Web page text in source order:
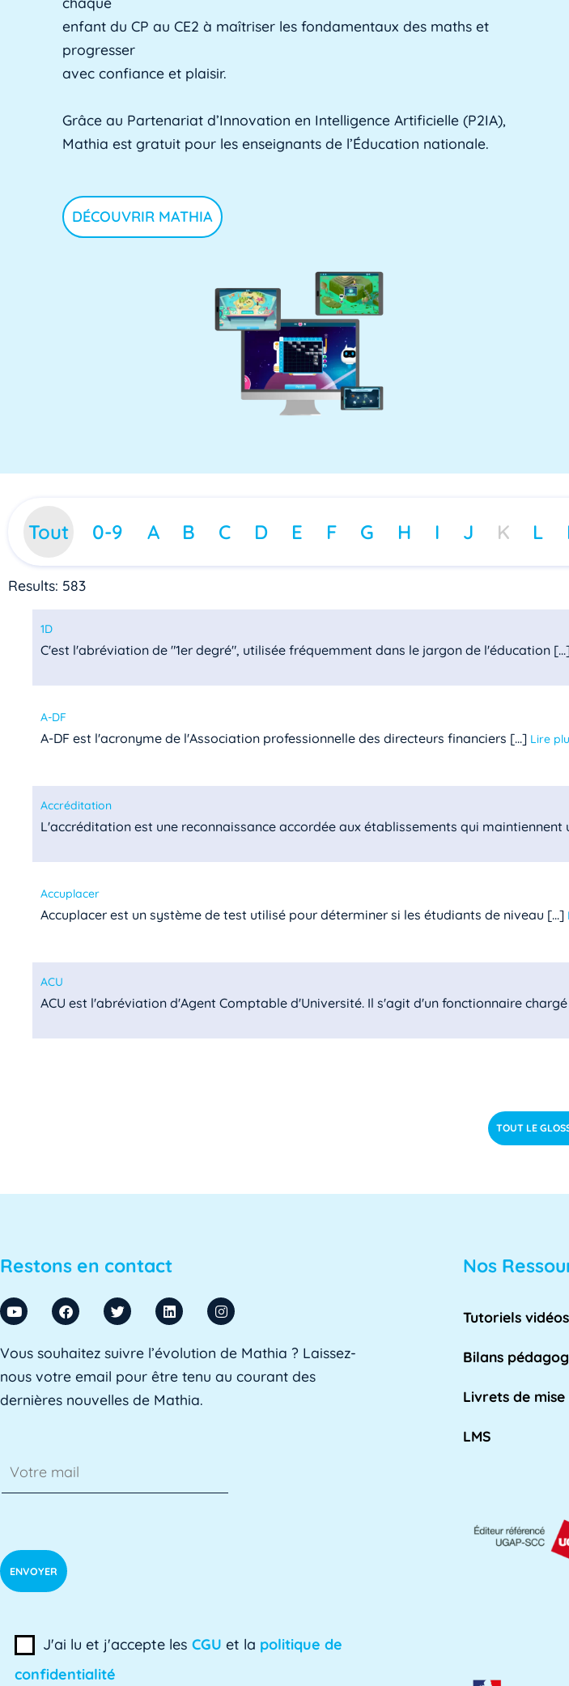
enfant du CP au CE2 à maîtriser les fondamentaux des maths et
progresser
avec confiance et plaisir.
Grâce au Partenariat d’Innovation en Intelligence Artificielle (P2IA),
Mathia est gratuit pour les enseignants de l’Éducation nationale.
DÉCOUVRIR MATHIA
Tout 0-9 A B C D E F G H I J K L
Results: 583
1D
C'est l'abréviation de "1er degré", utilisée fréquemment dans le jargon de l'éducation
A-DF
A-DF est l'acronyme de l'Association professionnelle des directeurs financiers [...] Lire
Accréditation
L'accréditation est une reconnaissance accordée aux établissements qui maintiennent
Accuplacer
Accuplacer est un système de test utilisé pour déterminer si les étudiants de niveau [...]
ACU
ACU est l'abréviation d'Agent Comptable d'Université. Il s'agit d'un fonctionnaire chargé
ADSI-ESR est l'acronyme de l'Association professionnelle des directeurs des systèmes
L'AE, ou Adaptation à l'emploi, est un dispositif mis en place par l'Éducation nationale
L'Assistant d'Éducation (AED) est un personnel non-enseignant qui travaille dans les [...]
La division des affaires académiques est chargée de soutenir l'apprentissage et les [...]
TOUT LE
Restons en contact
Vous souhaitez suivre l’évolution de Mathia ? Laissez-
nous votre email pour être tenu au courant des
dernières nouvelles de Mathia.
J'ai lu et j'accepte les CGU et la politique de
confidentialité
Nos
Tutoriels vidéos
Bilans
Livrets de
LMS